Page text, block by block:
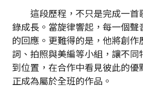
這段歷程，不只是完成一首
錄成長。當旋律響起，每一個聲
的回應。更難得的是，他將創
詞、拍照與美編等小組，讓不同
到位置，在合作中看見彼此的優
正成為屬於全班的作品。